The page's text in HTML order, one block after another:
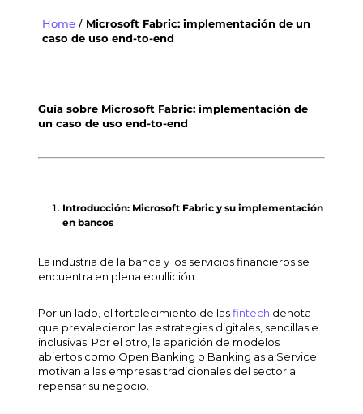
Home/ Microsoft Fabric: implementación de un
caso de uso end-to-end
Guía sobre Microsoft Fabric: implementación de
un caso de uso end-to-end
Introducción: Microsoft Fabric y su implementación
en bancos
La industria de la banca y los servicios financieros se
encuentra en plena ebullición.
Por un lado, el fortalecimiento de lasfintech denota
que prevalecieron las estrategias digitales, sencillas e
inclusivas. Por el otro, la aparición de modelos
abiertos como Open Banking o Banking as a Service
motivan a las empresas tradicionales del sector a
repensar su negocio.